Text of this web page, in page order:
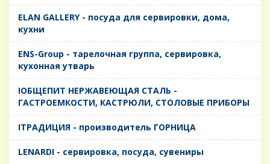
ELAN GALLERY - посуда для сервировки, дома,
кухни
ENS-Group - тарелочная группа, сервировка,
кухонная утварь
IОБЩЕПИТ НЕРЖАВЕЮЩАЯ СТАЛЬ -
ГАСТРОЕМКОСТИ, КАСТРЮЛИ, СТОЛОВЫЕ ПРИБОРЫ
IТРАДИЦИЯ - производитель ГОРНИЦА
LENARDI - сервировка, посуда, сувениры